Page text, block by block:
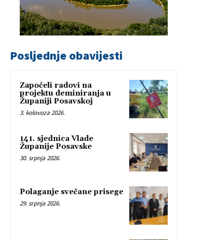
Posljednje obavijesti
Započeli radovi na
projektu deminiranja u
Županiji Posavskoj
3. kolovoza 2026.
141. sjednica Vlade
Županije Posavske
30. srpnja 2026.
Polaganje svečane prisege
29. srpnja 2026.